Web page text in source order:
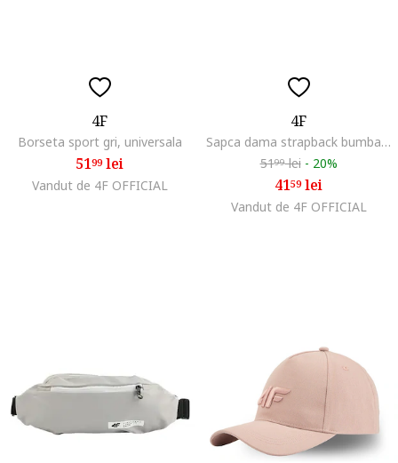
4F
Borseta sport gri, universala
5199lei
Vandut de 4F OFFICIAL
4F
Sapca dama strapback bumbac negru 56cm
5199lei - 20%
4159lei
Vandut de 4F OFFICIAL